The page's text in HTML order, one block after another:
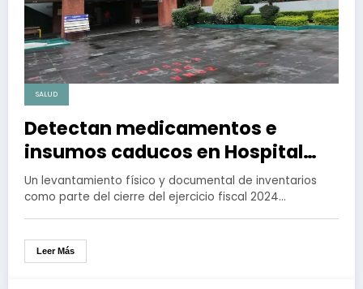
SALUD
Detectan medicamentos e
insumos caducos en Hospital
Infantil de México “Federico
Gómez”
Un levantamiento físico y documental de inventarios
como parte del cierre del ejercicio fiscal 2024…
Leer Más